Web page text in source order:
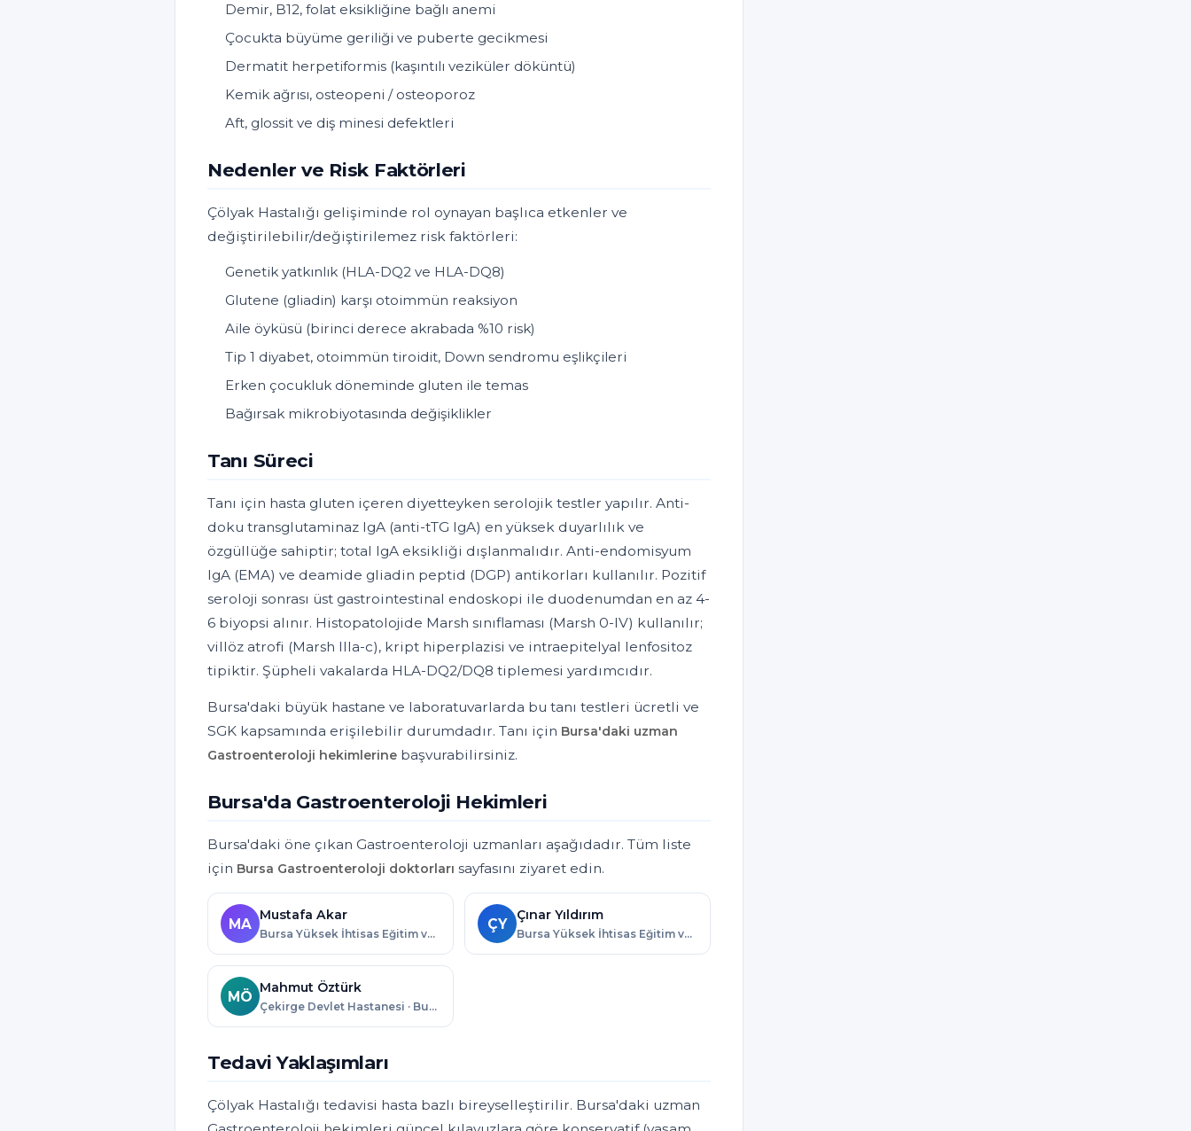
Demir, B12, folat eksikliğine bağlı anemi
Çocukta büyüme geriliği ve puberte gecikmesi
Dermatit herpetiformis (kaşıntılı veziküler döküntü)
Kemik ağrısı, osteopeni / osteoporoz
Aft, glossit ve diş minesi defektleri
Nedenler ve Risk Faktörleri
Çölyak Hastalığı gelişiminde rol oynayan başlıca etkenler ve
değiştirilebilir/değiştirilemez risk faktörleri:
Genetik yatkınlık (HLA-DQ2 ve HLA-DQ8)
Glutene (gliadin) karşı otoimmün reaksiyon
Aile öyküsü (birinci derece akrabada %10 risk)
Tip 1 diyabet, otoimmün tiroidit, Down sendromu eşlikçileri
Erken çocukluk döneminde gluten ile temas
Bağırsak mikrobiyotasında değişiklikler
Tanı Süreci
Tanı için hasta gluten içeren diyetteyken serolojik testler yapılır. Anti-
doku transglutaminaz IgA (anti-tTG IgA) en yüksek duyarlılık ve
özgüllüğe sahiptir; total IgA eksikliği dışlanmalıdır. Anti-endomisyum
IgA (EMA) ve deamide gliadin peptid (DGP) antikorları kullanılır. Pozitif
seroloji sonrası üst gastrointestinal endoskopi ile duodenumdan en az 4-
6 biyopsi alınır. Histopatolojide Marsh sınıflaması (Marsh 0-IV) kullanılır;
villöz atrofi (Marsh IIIa-c), kript hiperplazisi ve intraepitelyal lenfositoz
tipiktir. Şüpheli vakalarda HLA-DQ2/DQ8 tiplemesi yardımcıdır.
Bursa'daki büyük hastane ve laboratuvarlarda bu tanı testleri ücretli ve
SGK kapsamında erişilebilir durumdadır. Tanı için Bursa'daki uzman
Gastroenteroloji hekimlerine başvurabilirsiniz.
Bursa'da Gastroenteroloji Hekimleri
Bursa'daki öne çıkan Gastroenteroloji uzmanları aşağıdadır. Tüm liste
için Bursa Gastroenteroloji doktorları sayfasını ziyaret edin.
MA
Mustafa Akar
Bursa Yüksek İhtisas Eğitim ve Araştırma Hastanesi · Bursa
ÇY
Çınar Yıldırım
Bursa Yüksek İhtisas Eğitim ve Araştırma Hastanesi · Bursa
MÖ
Mahmut Öztürk
Çekirge Devlet Hastanesi · Bursa
Tedavi Yaklaşımları
Çölyak Hastalığı tedavisi hasta bazlı bireyselleştirilir. Bursa'daki uzman